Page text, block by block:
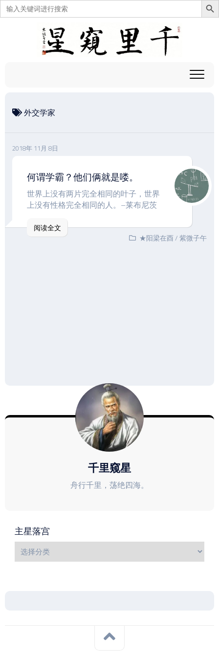
搜
索：
外交学家
2018年 11月 8日
何谓学霸？他们俩就是喽。
世界上没有两片完全相同的叶子，世界
上没有性格完全相同的人。–莱布尼茨
阅读全文
★阳梁在酉/紫微子午
千里窥星
舟行千里，荡绝四海。
主星落宫